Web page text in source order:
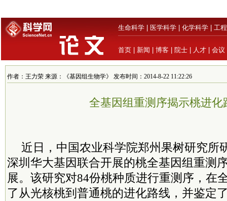
生命科学 医学科学 化学科学 工
首页 新闻 博客 院士 人才 会议
作者：王力荣 来源：《基因组生物学》 发布时间：2014-8-22 11:22:26
全基因组重测序揭示桃进化
近日，中国农业科学院郑州果树研究所
深圳华大基因联合开展的桃全基因组重测
展。该研究对84份桃种质进行重测序，在
了从光核桃到普通桃的进化路线，并鉴定